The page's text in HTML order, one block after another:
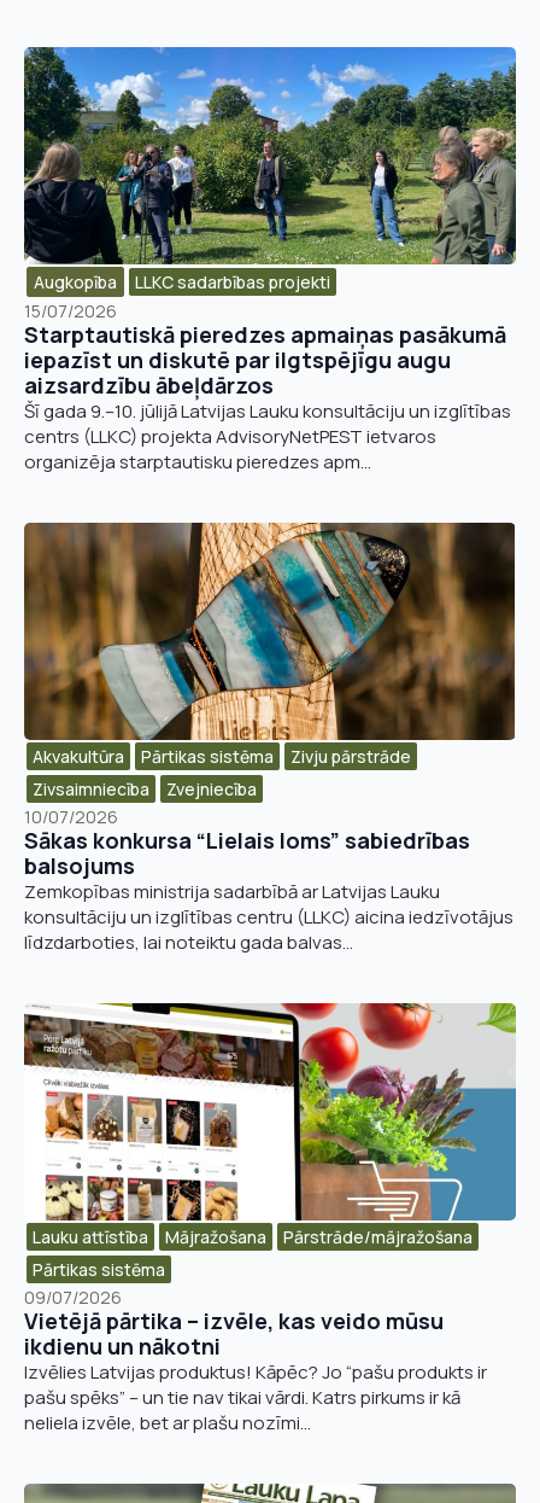
Augkopība
LLKC sadarbības projekti
15/07/2026
Starptautiskā pieredzes apmaiņas pasākumā
iepazīst un diskutē par ilgtspējīgu augu
aizsardzību ābeļdārzos
Šī gada 9.–10. jūlijā Latvijas Lauku konsultāciju un izglītības
centrs (LLKC) projekta AdvisoryNetPEST ietvaros
organizēja starptautisku pieredzes apm...
Akvakultūra Pārtikas sistēma
Zivju pārstrāde
Zivsaimniecība
Zvejniecība
10/07/2026
Sākas konkursa “Lielais loms” sabiedrības
balsojums
Zemkopības ministrija sadarbībā ar Latvijas Lauku
konsultāciju un izglītības centru (LLKC) aicina iedzīvotājus
līdzdarboties, lai noteiktu gada balvas...
Lauku attīstība Mājražošana
Pārstrāde/mājražošana​
Pārtikas sistēma
09/07/2026
Vietējā pārtika – izvēle, kas veido mūsu
ikdienu un nākotni
Izvēlies Latvijas produktus! Kāpēc? Jo “pašu produkts ir
pašu spēks” – un tie nav tikai vārdi. Katrs pirkums ir kā
neliela izvēle, bet ar plašu nozīmi...